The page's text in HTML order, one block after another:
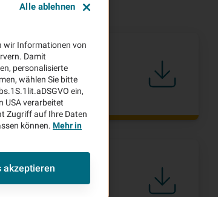
Auto
KN0725 PC
Auto
KN1023 PC
wir Informationen von
Damit
personalisierte
wählen Sie bitte
ein,
USA verarbeitet
Zugriff auf Ihre Daten
können. Mehr in
akzeptieren
Alle ablehnen